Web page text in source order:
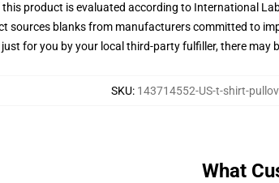
product is evaluated according to International
sources blanks from manufacturers committed to
just for you by your local third-party fulfiller, there may
SKU: 143714552-US-t-shirt-
What